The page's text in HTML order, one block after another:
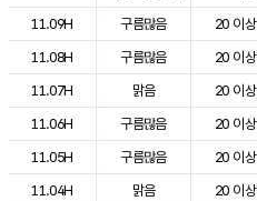
11.09H
구름많음 20 이상
11.08H
구름많음 20 이상
11.07H
맑음 20 이상
11.06H
구름많음 20 이상
11.05H
구름많음 20 이상
11.04H
맑음 20 이상